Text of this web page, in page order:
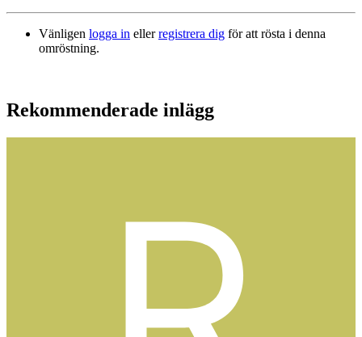
Vänligen logga in ellerregistrera dig för att rösta i denna
omröstning.
Rekommenderade inlägg